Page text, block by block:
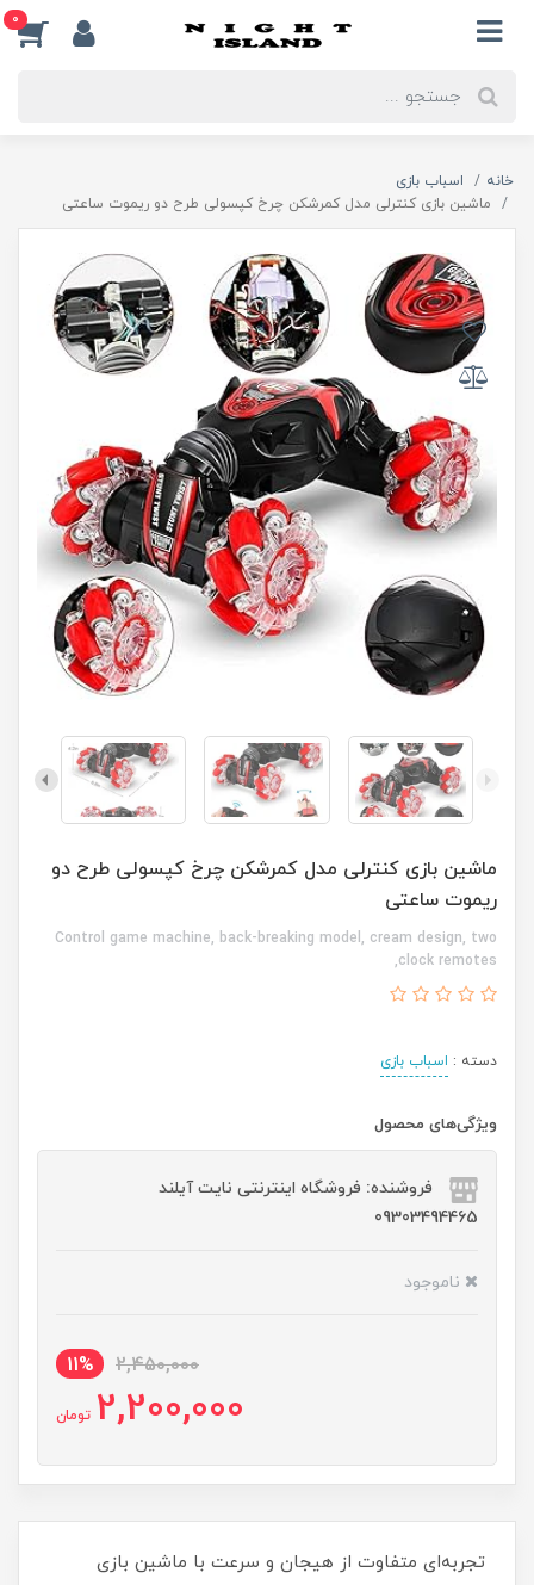
0
خانه
اسباب بازی
ماشین بازی کنترلی مدل کمرشکن چرخ کپسولی طرح دو ریموت ساعتی
ماشین بازی کنترلی مدل کمرشکن چرخ کپسولی طرح دو
ریموت ساعتی
Control game machine, back-breaking model, cream design, two
clock remotes,
دسته : اسباب بازی
ویژگی‌های محصول
فروشنده: فروشگاه اینترنتی نایت آیلند
09303494465
ناموجود
2,450,000
11%
2,200,000 تومان
تجربه‌ای متفاوت از هیجان و سرعت با ماشین بازی